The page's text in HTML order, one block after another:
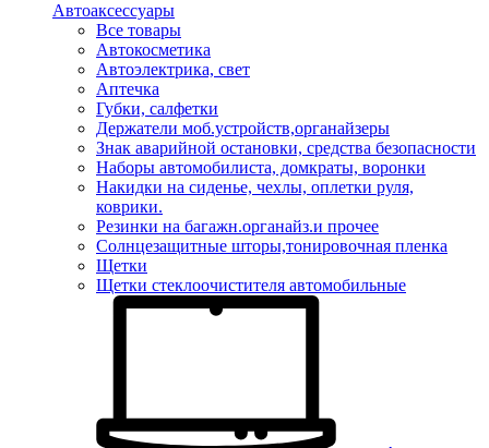
Автоаксессуары
Все товары
Автокосметика
Автоэлектрика, свет
Аптечка
Губки, салфетки
Держатели моб.устройств,органайзеры
Знак аварийной остановки, средства безопасности
Наборы автомобилиста, домкраты, воронки
Накидки на сиденье, чехлы, оплетки руля,
коврики.
Резинки на багажн.органайз.и прочее
Солнцезащитные шторы,тонировочная пленка
Щетки
Щетки стеклоочистителя автомобильные